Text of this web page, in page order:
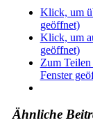
Klick, um
geöffnet)
Klick, um
geöffnet)
Zum
Fenster
Ähnliche